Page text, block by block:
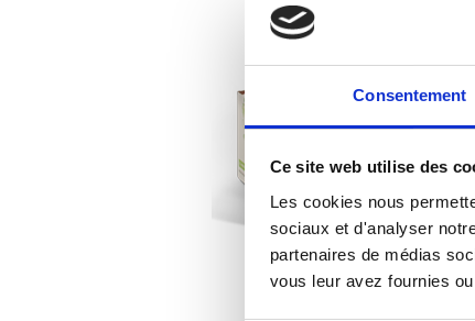
Consentement
Ce site web utilise des
Les cookies nous
sociaux et d'analyser
partenaires de médias
vous leur avez fournies